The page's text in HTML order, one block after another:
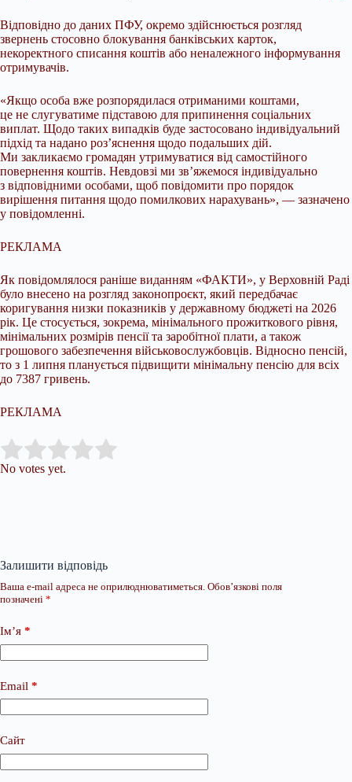
Відповідно до даних ПФУ, окремо здійснюється розгляд
звернень стосовно блокування банківських карток,
некоректного списання коштів або неналежного інформування
отримувачів.
«Якщо особа вже розпорядилася отриманими коштами,
це не слугуватиме підставою для припинення соціальних
виплат. Щодо таких випадків буде застосовано індивідуальний
підхід та надано роз’яснення щодо подальших дій.
Ми закликаємо громадян утримуватися від самостійного
повернення коштів. Невдовзі ми зв’яжемося індивідуально
з відповідними особами, щоб повідомити про порядок
вирішення питання щодо помилкових нарахувань», — зазначено
у повідомленні.
РЕКЛАМА
Як повідомлялося раніше виданням «ФАКТИ», у Верховній Раді
було внесено на розгляд законопроєкт, який передбачає
коригування низки показників у державному бюджеті на 2026
рік. Це стосується, зокрема, мінімального прожиткового рівня,
мінімальних розмірів пенсії та заробітної плати, а також
грошового забезпечення військовослужбовців. Відносно пенсій,
то з 1 липня планується підвищити мінімальну пенсію для всіх
до 7387 гривень.
РЕКЛАМА
Rate this item:
No votes yet.
Залишити відповідь
Ваша e-mail адреса не оприлюднюватиметься. Обов’язкові поля
позначені *
Ім’я *
Email *
Сайт